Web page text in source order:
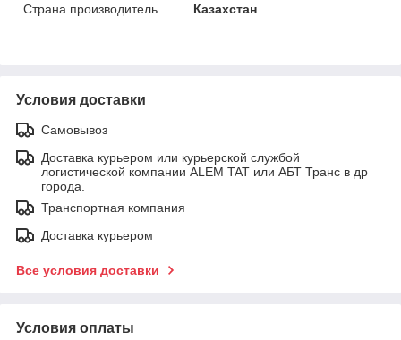
Страна производитель
Казахстан
Условия доставки
Самовывоз
Доставка курьером или курьерской службой
логистической компании ALEM TAT или АБТ Транс в др
города.
Транспортная компания
Доставка курьером
Все условия доставки
Условия оплаты